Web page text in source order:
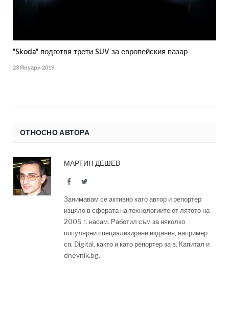
"Skoda" подготвя трети SUV за европейския пазар
23 Януари 2019
ОТНОСНО АВТОРА
МАРТИН ДЕШЕВ
FacebookTwitter
Занимавам се активно като автор и репортер
изцяло в сферата на технологиите от лятото на
2005 г. насам. Работил съм за няколко
популярни специализирани издания, например
сп. Digital, както и като репортер за в. Капитал и
dnevnik.bg.